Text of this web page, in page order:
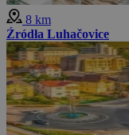
8 km
Źródła Luhačovice